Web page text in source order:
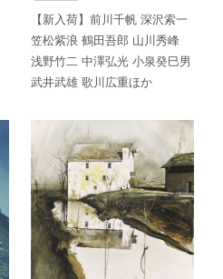
【新入荷】前川千帆 深沢索一
笠松紫浪 鶴田吾郎 山川秀峰
浅野竹二 中澤弘光 小泉癸巳男
武井武雄 歌川広重ほか